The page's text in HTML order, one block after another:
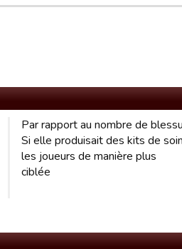
Par rapport au nombre de
Si elle produisait des kits de
les joueurs de manière plus
ciblée